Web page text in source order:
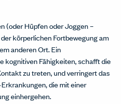
(oder Hüpfen oder Joggen –
körperlichen Fortbewegung am
anderen Ort. Ein
kognitiven Fähigkeiten, schafft die
zu treten, und verringert das
die mit einer
einhergehen.